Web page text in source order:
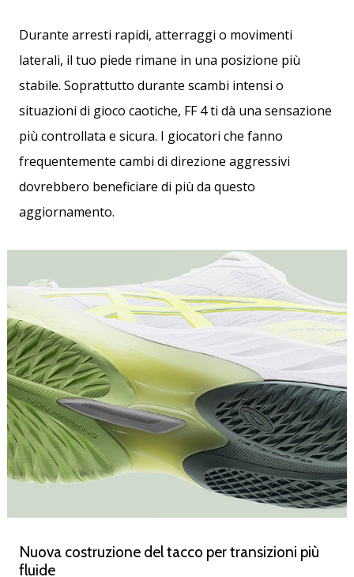
Durante arresti rapidi, atterraggi o movimenti
laterali, il tuo piede rimane in una posizione più
stabile. Soprattutto durante scambi intensi o
situazioni di gioco caotiche, FF 4 ti dà una sensazione
più controllata e sicura. I giocatori che fanno
frequentemente cambi di direzione aggressivi
dovrebbero beneficiare di più da questo
aggiornamento.
Nuova costruzione del tacco per transizioni più
fluide